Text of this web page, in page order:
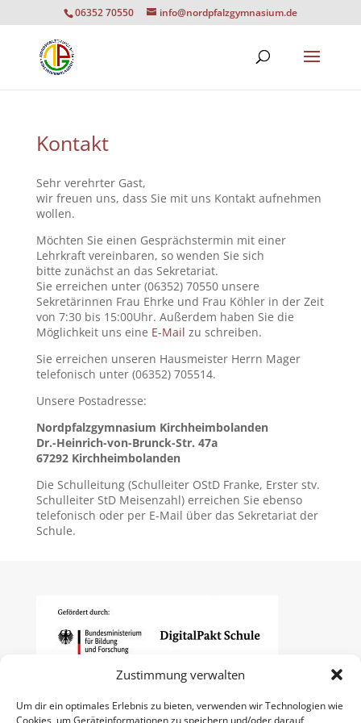
Zustimmung verwalten
Um dir ein optimales Erlebnis zu bieten, verwenden wir Technologien wie
Cookies, um Geräteinformationen zu speichern und/oder darauf
06352 70550 info@nordpfalzgymnasium.de
Kontakt
Sehr verehrter Gast,
wir freuen uns, dass Sie mit uns Kontakt aufnehmen
wollen.
Möchten Sie einen Gesprächstermin mit einer
Lehrkraft vereinbaren, so wenden Sie sich
bitte zunächst an das Sekretariat.
Sie erreichen unter (06352) 70550 unsere
Sekretärinnen Frau Ehrke und Frau Köhler in der Zeit
von 7:30 bis 15:00Uhr. Außerdem haben Sie die
Möglichkeit uns eine E-Mail zu schreiben.
Sie erreichen unseren Hausmeister Herrn Mager
telefonisch unter (06352) 705514.
Unsere Postadresse:
Nordpfalzgymnasium Kirchheimbolanden
Dr.-Heinrich-von-Brunck-Str. 47a
67292 Kirchheimbolanden
Die Schulleitung (Schulleiter OStD Franke, Erster stv.
Schulleiter StD Meisenzahl) erreichen Sie ebenso
telefonisch oder per E-Mail über das Sekretariat der
Schule.